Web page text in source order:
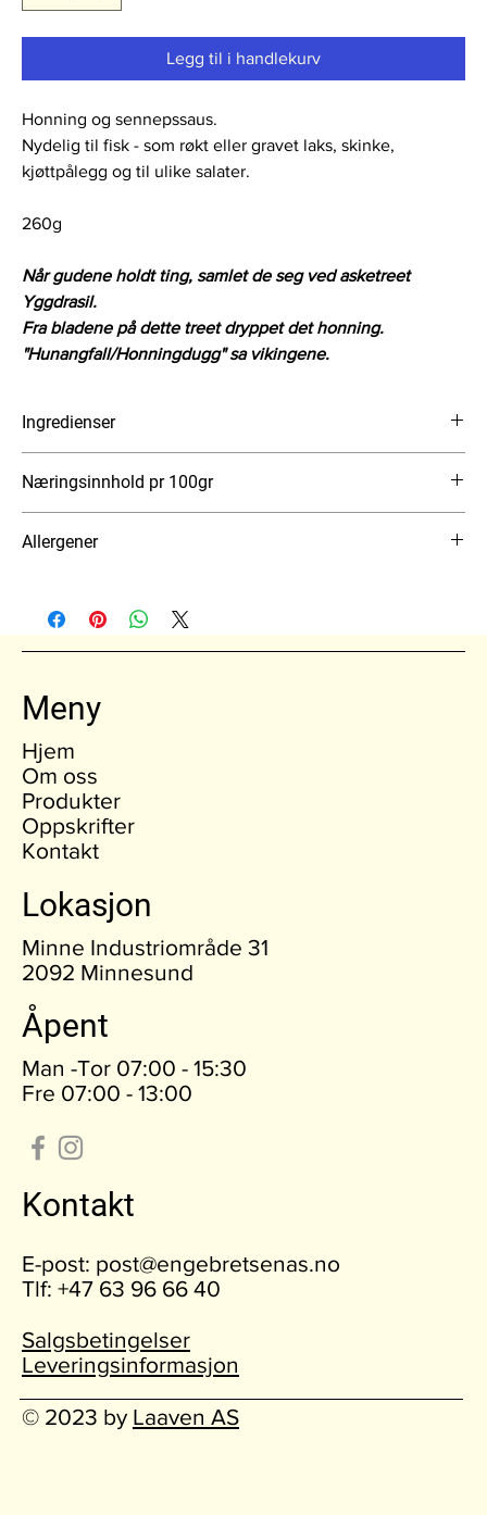
Legg til i handlekurv
Honning og sennepssaus.
Nydelig til fisk - som røkt eller gravet laks, skinke,
kjøttpålegg og til ulike salater.
260g
Når gudene holdt ting, samlet de seg ved asketreet
Yggdrasil.
Fra bladene på dette treet dryppet det honning.
"Hunangfall/Honningdugg" sa vikingene.
Ingredienser
Næringsinnhold pr 100gr
fett 40,1g, hvorav mettet fett 2,7g,
Allergener
Meny
Hjem
Om oss
Produkter
Oppskrifter
Kontakt
Lokasjon
Minne Industriområde 31
2092 Minnesund
Åpent
Man -Tor 07:00 - 15:30
Fre 07:00 - 13:00
Kontakt
E-post: post@engebretsenas.no
Tlf: +47 63 96 66 40
Salgsbetingelser
Leveringsinformasjon
© 2023 by Laaven AS